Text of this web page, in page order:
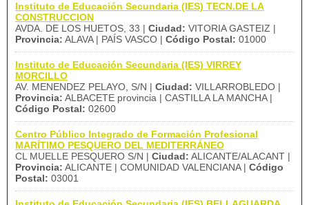
Instituto de Educación Secundaria (IES) TECN.DE LA
CONSTRUCCION
AVDA. DE LOS HUETOS, 33 | Ciudad: VITORIA GASTEIZ |
Provincia: ALAVA | PAÍS VASCO | Código Postal: 01000
Instituto de Educación Secundaria (IES) VIRREY
MORCILLO
AV. MENENDEZ PELAYO, S/N | Ciudad: VILLARROBLEDO |
Provincia: ALBACETE provincia | CASTILLA LA MANCHA |
Código Postal: 02600
Centro Público Integrado de Formación Profesional
MARÍTIMO PESQUERO DEL MEDITERRÁNEO
CL MUELLE PESQUERO S/N | Ciudad: ALICANTE/ALACANT |
Provincia: ALICANTE | COMUNIDAD VALENCIANA | Código
Postal: 03001